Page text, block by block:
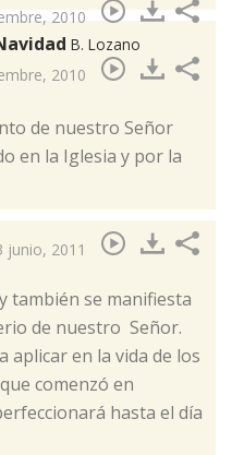
2010
B. Lozano
2010
de nuestro Señor
en la Iglesia y por la
junio, 2011
también se manifiesta
de nuestro Señor.
aplicar en la vida de los
comenzó en
hasta el día